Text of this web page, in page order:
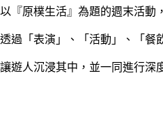
以『原樸生活』為題的週末活動，
透過「表演」、「活動」、「餐
讓遊人沉浸其中，並一同進行深